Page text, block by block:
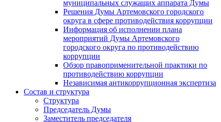
муниципальных служащих аппарата Думы
Решения Думы Артемовского городского
округа в сфере противодействия коррупции
Информация об исполнении плана
мероприятий Думы Артемовского
городского округа по противодействию
коррупции
Обзор правоприменительной практики по
противодействию коррупции
Независимая антикоррупционная экспертиза
Состав и структура
Структура
Председатель Думы
Заместитель председателя